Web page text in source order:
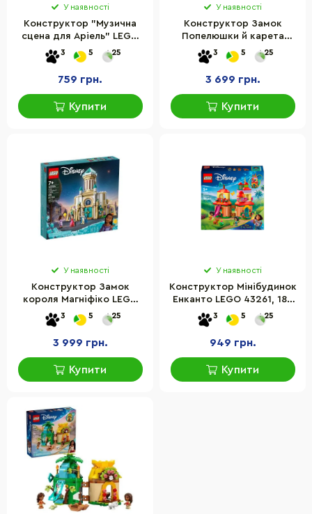
У наявності
Конструктор "Музична
сцена для Аріель" LEGO
43235, 60 деталей
3 5 25
759 грн.
Купити
У наявності
Конструктор Замок
Попелюшки й карета
LEGO 43275, 596 деталей
3 5 25
3 699 грн.
Купити
У наявності
Конструктор Замок
короля Магніфіко LEGO
43224, 613 деталей
3 5 25
3 999 грн.
Купити
У наявності
Конструктор Мінібудинок
Енканто LEGO 43261, 186
деталей
3 5 25
949 грн.
Купити